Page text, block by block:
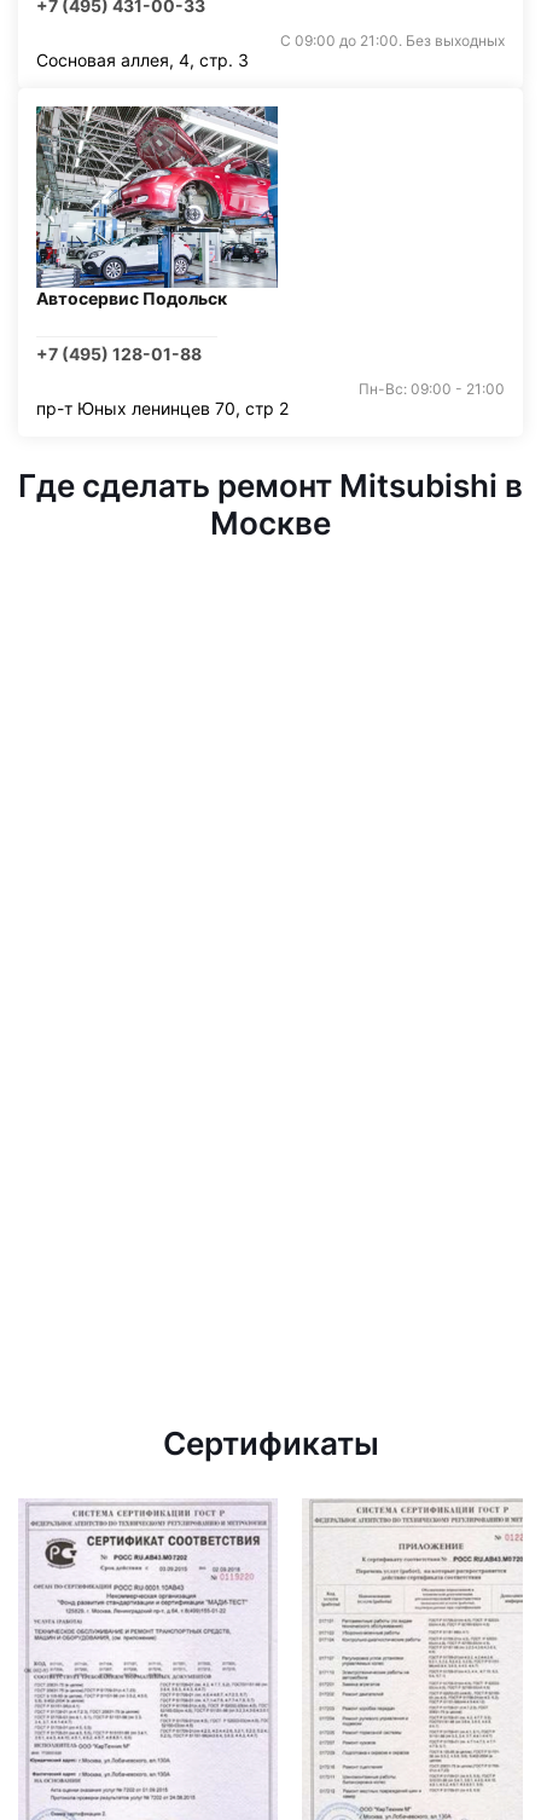
+7 (495) 431-00-33
С 09:00 до 21:00. Без выходных
Сосновая аллея, 4, стр. 3
Автосервис Подольск
+7 (495) 128-01-88
Пн-Вс: 09:00 - 21:00
пр-т Юных ленинцев 70, стр 2
Где сделать ремонт Mitsubishi в
Москве
Сертификаты